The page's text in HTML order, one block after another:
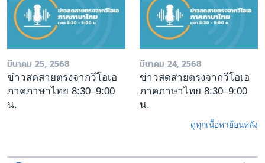
มีนาคม 25, 2568
ข่าวสดสายตรงจากวีโอเอ
ภาคภาษาไทย 8:30–9:00
น.
มีนาคม 24, 2568
ข่าวสดสายตรงจากวีโอเอ
ภาคภาษาไทย 8:30–9:00
น.
ดูทุกเนื้อหาย้อนหลัง